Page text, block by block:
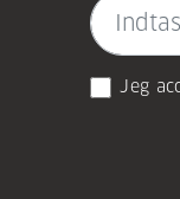
Jeg